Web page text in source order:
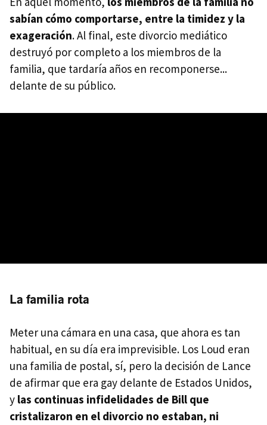
sabían cómo comportarse, entre la timidez y la
exageración. Al final, este divorcio mediático
destruyó por completo a los miembros de la
familia, que tardaría años en recomponerse...
delante de su público.
La familia rota
Meter una cámara en una casa, que ahora es tan
habitual, en su día era imprevisible. Los Loud eran
una familia de postal, sí, pero la decisión de Lance
de afirmar que era gay delante de Estados Unidos,
y las continuas infidelidades de Bill que
cristalizaron en el divorcio no estaban, ni